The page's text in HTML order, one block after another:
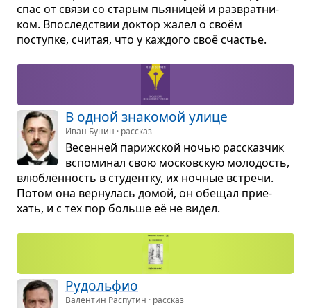
спас от связи со ста­рым пья­ни­цей и раз­врат­ни­
ком. Впо­след­ствии док­тор жалел о своём
поступке, счи­тая, что у каж­дого своё сча­стье.
В одной зна­ко­мой улице
Иван Бунин · рассказ
Весен­ней париж­ской ночью рас­сказ­чик
вспо­ми­нал свою москов­скую моло­дость,
влю­блён­ность в сту­дентку, их ноч­ные встречи.
Потом она вер­ну­лась домой, он обе­щал при­е­
хать, и с тех пор больше её не видел.
Рудоль­фио
Валентин Распутин · рассказ